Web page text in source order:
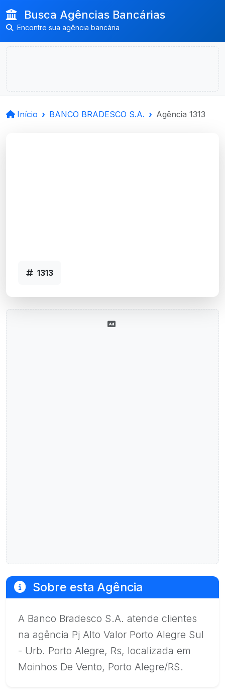
Busca Agências Bancárias
Encontre sua agência bancária
Início BANCO BRADESCO S.A. Agência 1313
1313
Sobre esta Agência
A Banco Bradesco S.A. atende clientes
na agência Pj Alto Valor Porto Alegre Sul
- Urb. Porto Alegre, Rs, localizada em
Moinhos De Vento, Porto Alegre/RS.